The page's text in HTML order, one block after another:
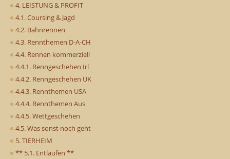
4. LEISTUNG & PROFIT
4.1. Coursing & Jagd
4.2. Bahnrennen
4.3. Rennthemen D-A-CH
4.4. Rennen kommerziell
4.4.1. Renngeschehen Irl
4.4.2. Renngeschehen UK
4.4.3. Rennthemen USA
4.4.4. Rennthemen Aus
4.4.5. Wettgeschehen
4.5. Was sonst noch geht
5. TIERHEIM
** 5.1. Entlaufen **